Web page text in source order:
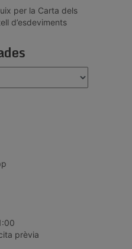
per la Carta dels
d’esdeviments
prèvia